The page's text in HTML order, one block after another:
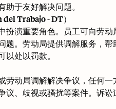
助于友好解决问题。
Trabajo - DT）
扮演重要角色。员工可向劳
题。劳动局提供调解服务，
以处以罚款。
劳动局调解解决争议，任何
议、歧视或骚扰等案件。诉